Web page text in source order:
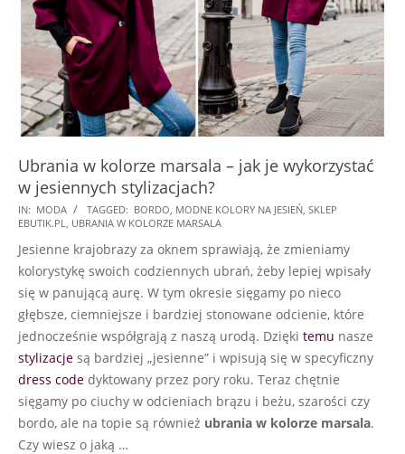
Ubrania w kolorze marsala – jak je wykorzystać
w jesiennych stylizacjach?
2021-
10-
04
IN: MODA TAGGED: BORDO MODNE KOLORY NA JESIEŃ SKLEP
EBUTIK.PL
UBRANIA W KOLORZE MARSALA
Jesienne krajobrazy za oknem sprawiają, że zmieniamy
kolorystykę swoich codziennych ubrań, żeby lepiej wpisały
się w panującą aurę. W tym okresie sięgamy po nieco
głębsze, ciemniejsze i bardziej stonowane odcienie, które
jednocześnie współgrają z naszą urodą. Dzięki temu nasze
stylizacje są bardziej „jesienne” i wpisują się w specyficzny
dress code dyktowany przez pory roku. Teraz chętnie
sięgamy po ciuchy w odcieniach brązu i beżu, szarości czy
bordo, ale na topie są również ubrania w kolorze marsala.
Czy wiesz o jaką …